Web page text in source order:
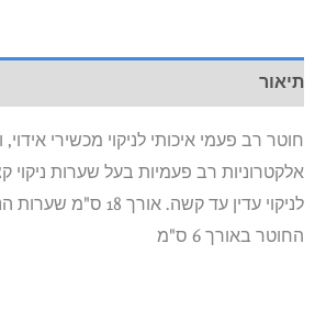
תיאור
חוטר רב פעמי איכותי לניקוי מכשירי אידוי,
אלקטרוניות רב פעמיות בעל שערות ניקוי
לניקוי עדין עד קשה. אורך
החוטר באורך 6 ס"מ